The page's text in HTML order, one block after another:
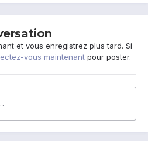
et vous enregistrez plus tard. Si
vous maintenant pour poster.